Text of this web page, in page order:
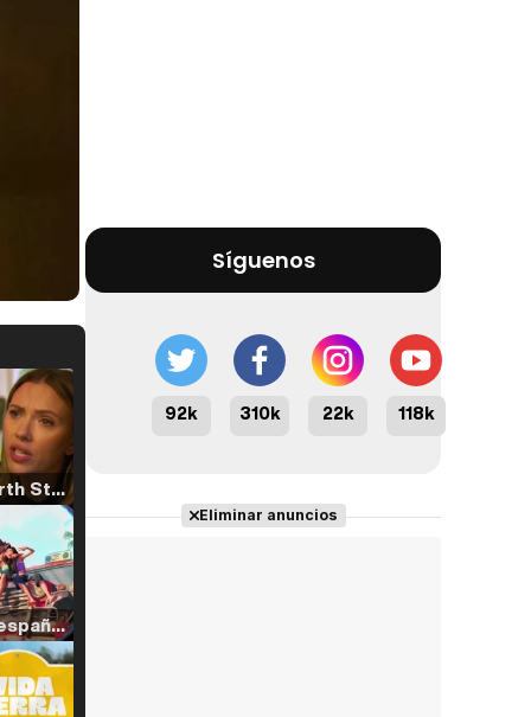
Tráiler 'North Star' (2023)
Tráiler en español de 'La isla olvidada'
Síguenos
92k 310k 22k 118k
Eliminar anuncios